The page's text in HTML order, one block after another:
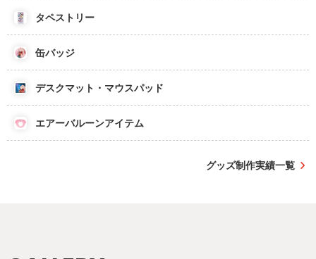
タペストリー
缶バッジ
デスクマット・マウスパッド
エアーバルーンアイテム
グッズ制作実績一覧